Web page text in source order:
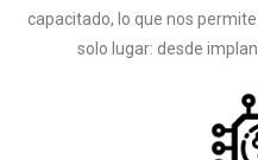
capacitado, lo que nos
solo lugar: desde